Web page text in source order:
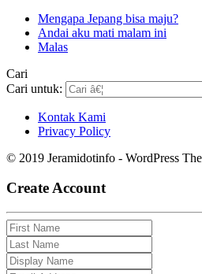
Mengapa Jepang bisa maju?
Andai aku mati malam ini
Malas
Cari
Cari untuk:
Kontak Kami
Privacy Policy
© 2019 Jeramidotinfo - WordPress
Create Account